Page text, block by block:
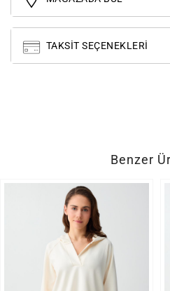
TAKSIT SEÇENEKLERI
Benzer